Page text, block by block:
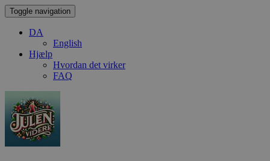
Toggle navigation
DA
English
Hjælp
Hvordan det virker
FAQ